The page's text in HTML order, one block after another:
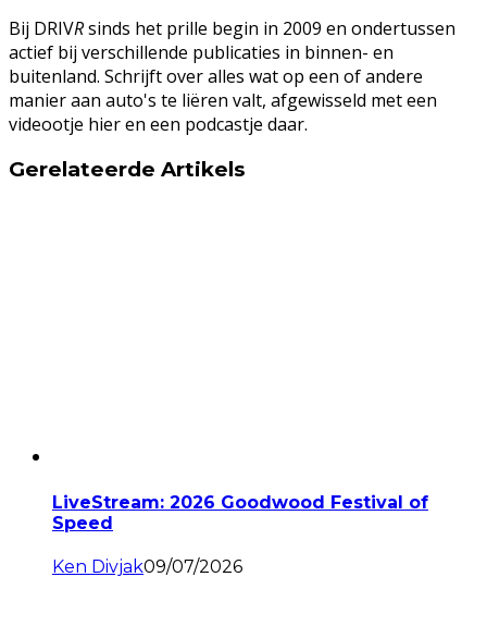
Bij DRIVRsinds het prille begin in 2009 en ondertussen
actief bij verschillende publicaties in binnen- en
buitenland. Schrijft over alles wat op een of andere
manier aan auto's te liëren valt, afgewisseld met een
videootje hier en een podcastje daar.
Gerelateerde Artikels
LiveStream: 2026 Goodwood Festival of
Speed
Ken Divjak09/07/2026